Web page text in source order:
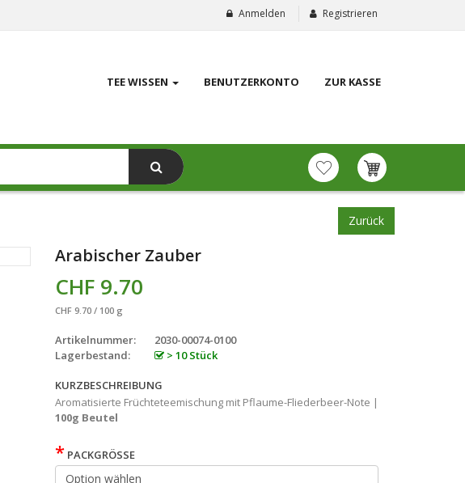
Anmelden Registrieren
TEE WISSEN BENUTZERKONTO ZUR KASSE
Zurück
Arabischer Zauber
CHF 9.70
CHF 9.70 / 100 g
Artikelnummer:
2030-00074-0100
Lagerbestand:
> 10 Stück
KURZBESCHREIBUNG
Aromatisierte Früchteteemischung mit Pflaume-Fliederbeer-Note |
100g Beutel
* PACKGRÖSSE